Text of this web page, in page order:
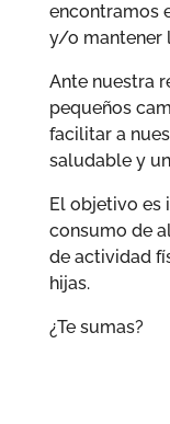
encontramos
y/o mantener
Ante nuestra
pequeños
facilitar a
saludable y
El objetivo es
consumo de
de actividad
hijas.
¿Te sumas?